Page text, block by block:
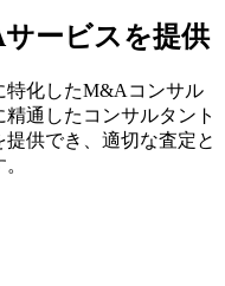
ービスを提供
特化したM&Aコンサル
通したコンサルタント
供でき、適切な査定と